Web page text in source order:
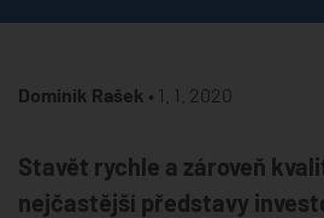
Dominik Rašek • 1. 1. 2020
Stavět rychle a zároveň
nejčastější představy